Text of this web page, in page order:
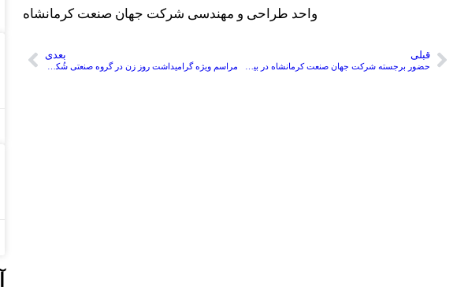
واحد طراحی و مهندسی شرکت جهان صنعت کرمانشاه
قبلی بعدی